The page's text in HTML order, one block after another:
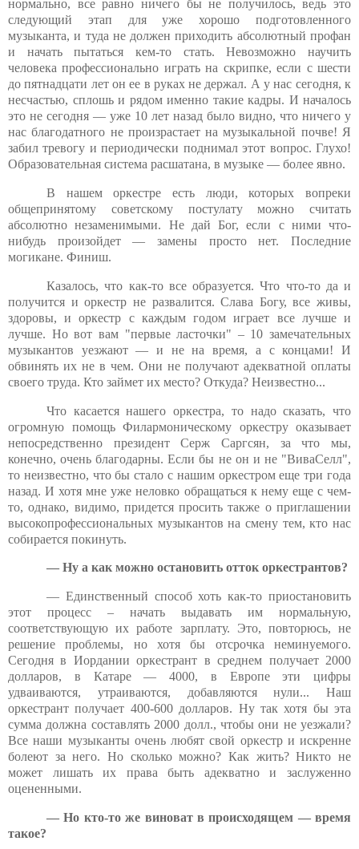
нормально, все равно ничего бы не получилось, ведь это
следующий этап для уже хорошо подготовленного
музыканта, и туда не должен приходить абсолютный профан
и начать пытаться кем-то стать. Невозможно научить
человека профессионально играть на скрипке, если с шести
до пятнадцати лет он ее в руках не держал. А у нас сегодня, к
несчастью, сплошь и рядом именно такие кадры. И началось
это не сегодня — уже 10 лет назад было видно, что ничего у
нас благодатного не произрастает на музыкальной почве! Я
забил тревогу и периодически поднимал этот вопрос. Глухо!
Образовательная система расшатана, в музыке — более явно.
В нашем оркестре есть люди, которых вопреки
общепринятому советскому постулату можно считать
абсолютно незаменимыми. Не дай Бог, если с ними что-
нибудь произойдет — замены просто нет. Последние
могикане. Финиш.
Казалось, что как-то все образуется. Что что-то да и
получится и оркестр не развалится. Слава Богу, все живы,
здоровы, и оркестр с каждым годом играет все лучше и
лучше. Но вот вам "первые ласточки" – 10 замечательных
музыкантов уезжают — и не на время, а с концами! И
обвинять их не в чем. Они не получают адекватной оплаты
своего труда. Кто займет их место? Откуда? Неизвестно...
Что касается нашего оркестра, то надо сказать, что
огромную помощь Филармоническому оркестру оказывает
непосредственно президент Серж Саргсян, за что мы,
конечно, очень благодарны. Если бы не он и не "ВиваСелл",
то неизвестно, что бы стало с нашим оркестром еще три года
назад. И хотя мне уже неловко обращаться к нему еще с чем-
то, однако, видимо, придется просить также о приглашении
высокопрофессиональных музыкантов на смену тем, кто нас
собирается покинуть.
— Ну а как можно остановить отток оркестрантов?
— Единственный способ хоть как-то приостановить
этот процесс – начать выдавать им нормальную,
соответствующую их работе зарплату. Это, повторюсь, не
решение проблемы, но хотя бы отсрочка неминуемого.
Сегодня в Иордании оркестрант в среднем получает 2000
долларов, в Катаре — 4000, в Европе эти цифры
удваиваются, утраиваются, добавляются нули... Наш
оркестрант получает 400-600 долларов. Ну так хотя бы эта
сумма должна составлять 2000 долл., чтобы они не уезжали?
Все наши музыканты очень любят свой оркестр и искренне
болеют за него. Но сколько можно? Как жить? Никто не
может лишать их права быть адекватно и заслуженно
оцененными.
— Но кто-то же виноват в происходящем — время
такое?